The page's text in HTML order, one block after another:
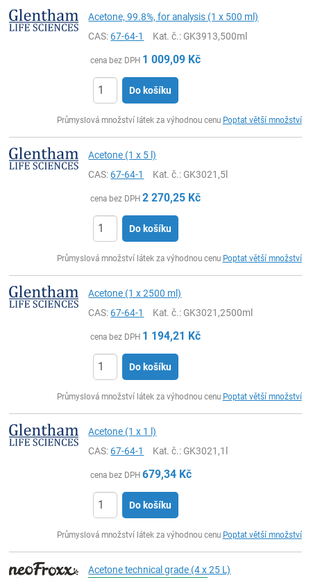
Acetone, 99.8%, for analysis (1 x 500 ml)
CAS:67-64-1 Kat. č.: GK3913,500ml
cena bez DPH 1 009,09 Kč
Do košíku
Průmyslová množství látek za výhodnou cenu Poptat větší množství
Acetone (1 x 5 l)
CAS:67-64-1 Kat. č.: GK3021,5l
cena bez DPH 2 270,25 Kč
Do košíku
Průmyslová množství látek za výhodnou cenu Poptat větší množství
Acetone (1 x 2500 ml)
CAS:67-64-1 Kat. č.: GK3021,2500ml
cena bez DPH 1 194,21 Kč
Do košíku
Průmyslová množství látek za výhodnou cenu Poptat větší množství
Acetone (1 x 1 l)
CAS:67-64-1 Kat. č.: GK3021,1l
cena bez DPH 679,34 Kč
Do košíku
Průmyslová množství látek za výhodnou cenu Poptat větší množství
Acetone technical grade (4 x 25 L)